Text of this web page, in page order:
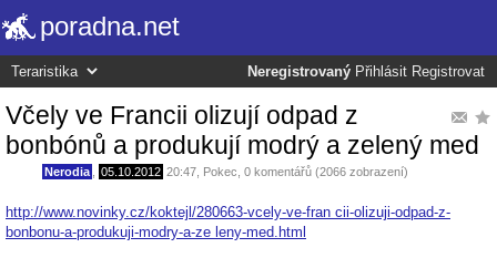
poradna.net
Neregistrovaný Přihlásit Registrovat
Včely ve Francii olizují odpad z
bonbónů a produkují modrý a zelený med
Nerodia 05.10.2012 20:47 Pokec , 0 komentářů (2066 zobrazení)
http://www.novinky.cz/koktejl/280663-vcely-ve-fran cii-olizuji-odpad-z-
bonbonu-a-produkuji-modry-a-ze leny-med.html